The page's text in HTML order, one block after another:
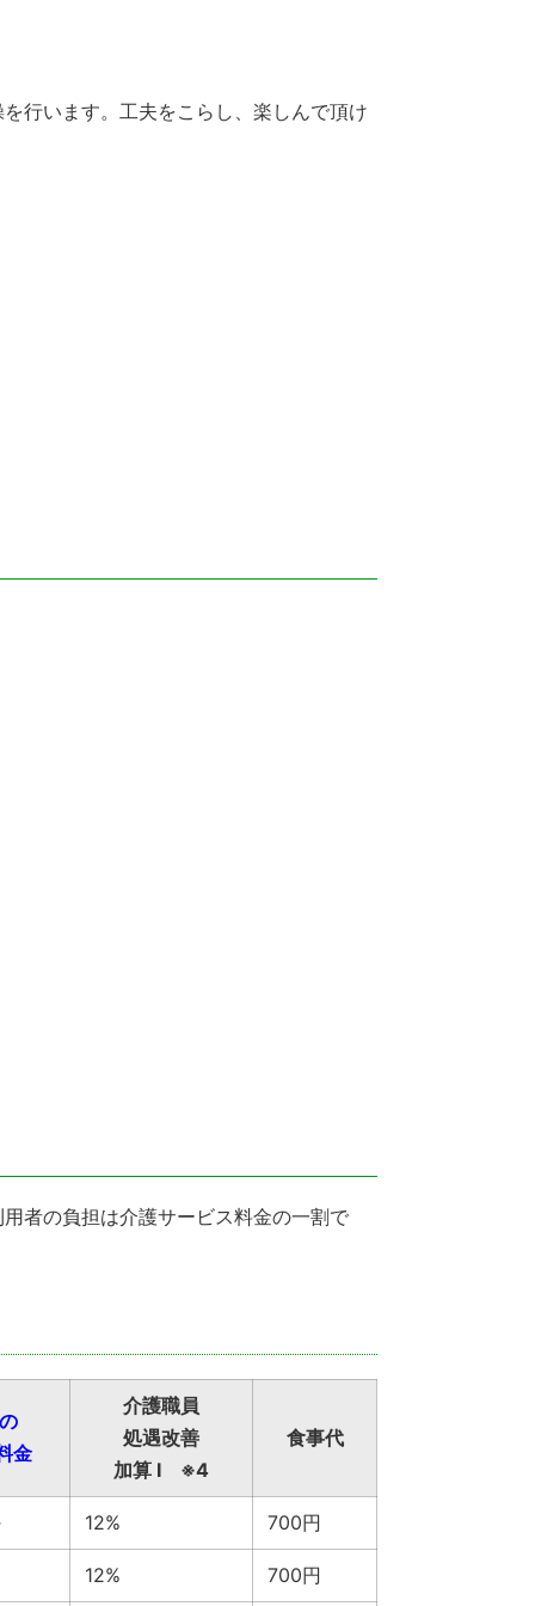
行います。工夫をこらし、楽しんで頂け
者の負担は介護サービス料金の一割で
金
介護職員
処遇改善
加算 Ⅰ ※4
食事代
12% 700円
12% 700円